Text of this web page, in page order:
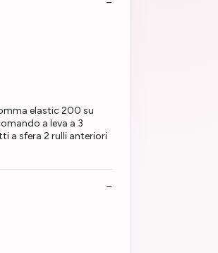
elastic 200 su
a leva a 3
a sfera 2 rulli anteriori